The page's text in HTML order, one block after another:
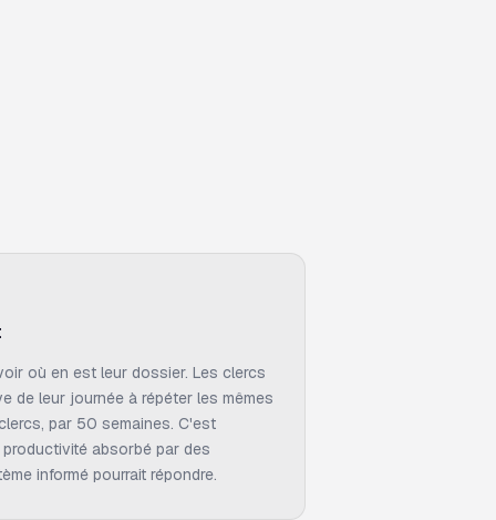
où en est leur dossier. Les clercs
de leur journée à répéter les mêmes
par 50 semaines. C'est
absorbé par des
informé pourrait répondre.